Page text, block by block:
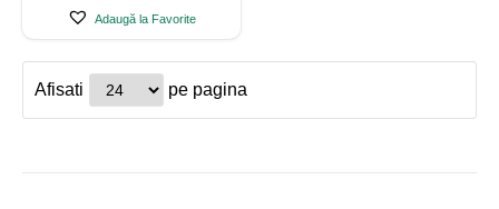
Adaugă la Favorite
Afisati pe pagina